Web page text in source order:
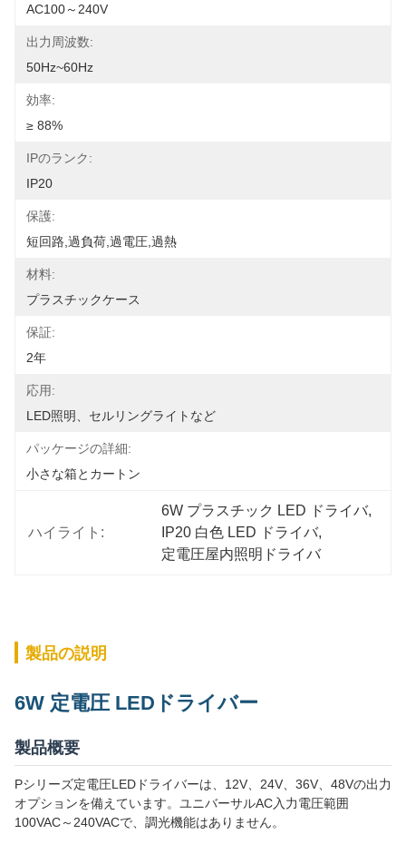
AC100～240V
出力周波数:
50Hz~60Hz
効率:
≥ 88%
IPのランク:
IP20
保護:
短回路,過負荷,過電圧,過熱
材料:
プラスチックケース
保証:
2年
応用:
LED照明、セルリングライトなど
パッケージの詳細:
小さな箱とカートン
ハイライト:
6W プラスチック LED ドライバ,
IP20 白色 LED ドライバ,
定電圧屋内照明ドライバ
製品の説明
6W 定電圧 LEDドライバー
製品概要
Pシリーズ定電圧LEDドライバーは、12V、24V、36V、48Vの出力
オプションを備えています。ユニバーサルAC入力電圧範囲
100VAC～240VACで、調光機能はありません。